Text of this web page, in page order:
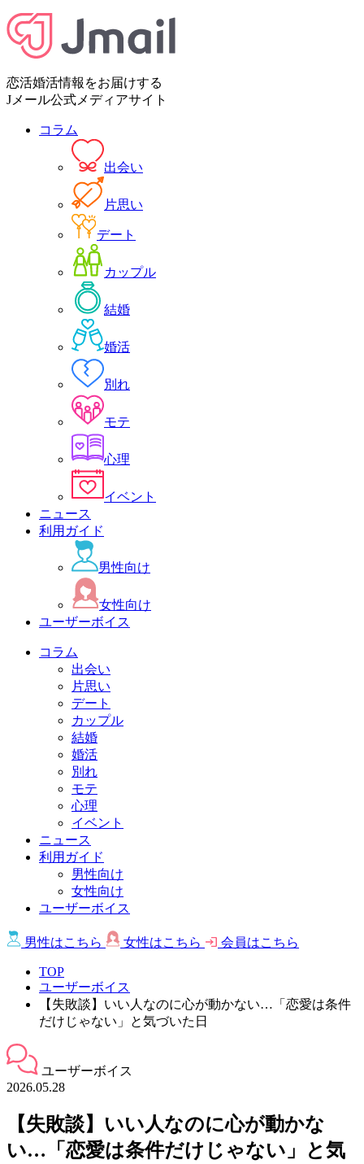
恋活婚活情報をお届けする
Jメール公式メディアサイト
コラム
出会い
片思い
デート
カップル
結婚
婚活
別れ
モテ
心理
イベント
ニュース
利用ガイド
男性向け
女性向け
ユーザーボイス
コラム
出会い
片思い
デート
カップル
結婚
婚活
別れ
モテ
心理
イベント
ニュース
利用ガイド
男性向け
女性向け
ユーザーボイス
男性はこちら 女性はこちら 会員はこちら
TOP
ユーザーボイス
【失敗談】いい人なのに心が動かない…「恋愛は条件
だけじゃない」と気づいた日
ユーザーボイス
2026.05.28
【失敗談】いい人なのに心が動かな
い…「恋愛は条件だけじゃない」と気